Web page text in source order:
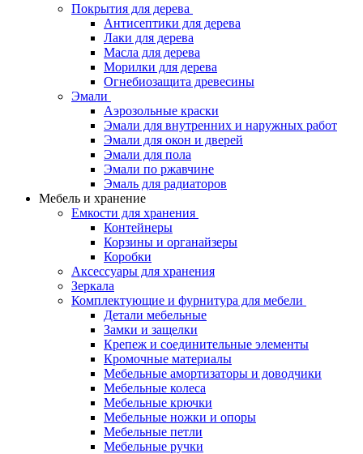
Покрытия для дерева
Антисептики для дерева
Лаки для дерева
Масла для дерева
Морилки для дерева
Огнебиозащита древесины
Эмали
Аэрозольные краски
Эмали для внутренних и наружных работ
Эмали для окон и дверей
Эмали для пола
Эмали по ржавчине
Эмаль для радиаторов
Мебель и хранение
Емкости для хранения
Контейнеры
Корзины и органайзеры
Коробки
Аксессуары для хранения
Зеркала
Комплектующие и фурнитура для мебели
Детали мебельные
Замки и защелки
Крепеж и соединительные элементы
Кромочные материалы
Мебельные амортизаторы и доводчики
Мебельные колеса
Мебельные крючки
Мебельные ножки и опоры
Мебельные петли
Мебельные ручки